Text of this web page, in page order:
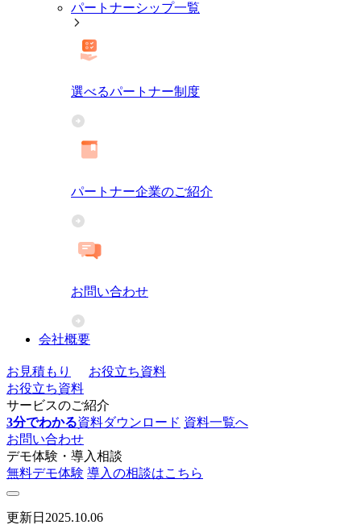
パートナーシップ一覧
選べるパートナー制度
パートナー企業のご紹介
お問い合わせ
会社概要
お見積もり
お役立ち資料
お役立ち資料
サービスのご紹介
3分でわかる資料ダウンロード 資料一覧へ
お問い合わせ
デモ体験・導入相談
無料デモ体験 導入の相談はこちら
更新日 2025.10.06